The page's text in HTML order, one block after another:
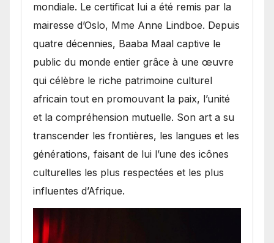
mondiale. Le certificat lui a été remis par la
mairesse d’Oslo, Mme Anne Lindboe. Depuis
quatre décennies, Baaba Maal captive le
public du monde entier grâce à une œuvre
qui célèbre le riche patrimoine culturel
africain tout en promouvant la paix, l’unité
et la compréhension mutuelle. Son art a su
transcender les frontières, les langues et les
générations, faisant de lui l’une des icônes
culturelles les plus respectées et les plus
influentes d’Afrique.